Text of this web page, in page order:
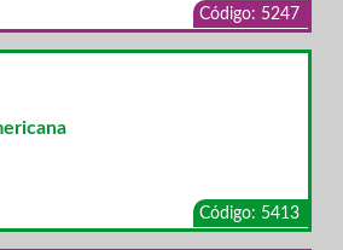
Código: 5247
Código: 5413